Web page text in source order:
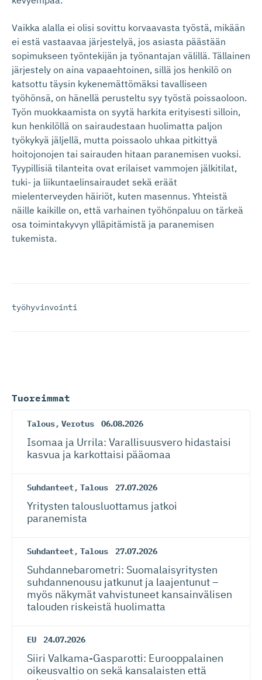
Vaikka alalla ei olisi sovittu korvaavasta työstä, mikään
ei estä vastaavaa järjestelyä, jos asiasta päästään
sopimukseen työntekijän ja työnantajan välillä. Tällainen
järjestely on aina vapaaehtoinen, sillä jos henkilö on
katsottu täysin kykenemättömäksi tavalliseen
työhönsä, on hänellä perusteltu syy työstä poissaoloon.
Työn muokkaamista on syytä harkita erityisesti silloin,
kun henkilöllä on sairaudestaan huolimatta paljon
työkykyä jäljellä, mutta poissaolo uhkaa pitkittyä
hoitojonojen tai sairauden hitaan paranemisen vuoksi.
Tyypillisiä tilanteita ovat erilaiset vammojen jälkitilat,
tuki- ja liikuntaelinsairaudet sekä eräät
mielenterveyden häiriöt, kuten masennus. Yhteistä
näille kaikille on, että varhainen työhönpaluu on tärkeä
osa toimintakyvyn ylläpitämistä ja paranemisen
tukemista.
työhyvinvointi
Tuoreimmat
Talous, Verotus 06.08.2026
Isomaa ja Urrila: Varallisuusvero hidastaisi
kasvua ja karkottaisi pääomaa
Suhdanteet, Talous 27.07.2026
Yritysten talousluottamus jatkoi
paranemista
Suhdanteet, Talous 27.07.2026
Suhdanneba­ro­metri: Suomalaisy­ri­tysten
suhdannenousu jatkunut ja laajentunut –
myös näkymät vahvistuneet kansainvälisen
talouden riskeistä huolimatta
EU 24.07.2026
Siiri Valkama-Gas­pa­rotti: Eurooppalainen
oikeusvaltio on sekä kansalaisten että